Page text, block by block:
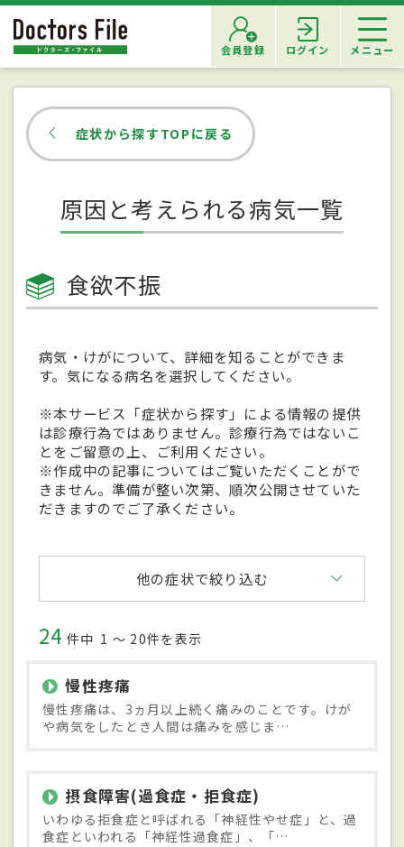
会員登録 ログイン メニュー
症状から探すTOPに戻る
原因と考えられる病気一覧
食欲不振
病気・けがについて、詳細を知ることができま
す。気になる病名を選択してください。
※本サービス「症状から探す」による情報の提供
は診療行為ではありません。診療行為ではないこ
とをご留意の上、ご利用ください。
※作成中の記事についてはご覧いただくことがで
きません。準備が整い次第、順次公開させていた
だきますのでご了承ください。
他の症状で絞り込む
24 件中 1 〜 20件を表示
慢性疼痛
慢性疼痛は、3ヵ月以上続く痛みのことです。けが
や病気をしたとき人間は痛みを感じま…
摂食障害(過食症・拒食症)
いわゆる拒食症と呼ばれる「神経性やせ症」と、過
食症といわれる「神経性過食症」、「…